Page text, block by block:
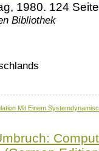
1980. 124
Bibliothek